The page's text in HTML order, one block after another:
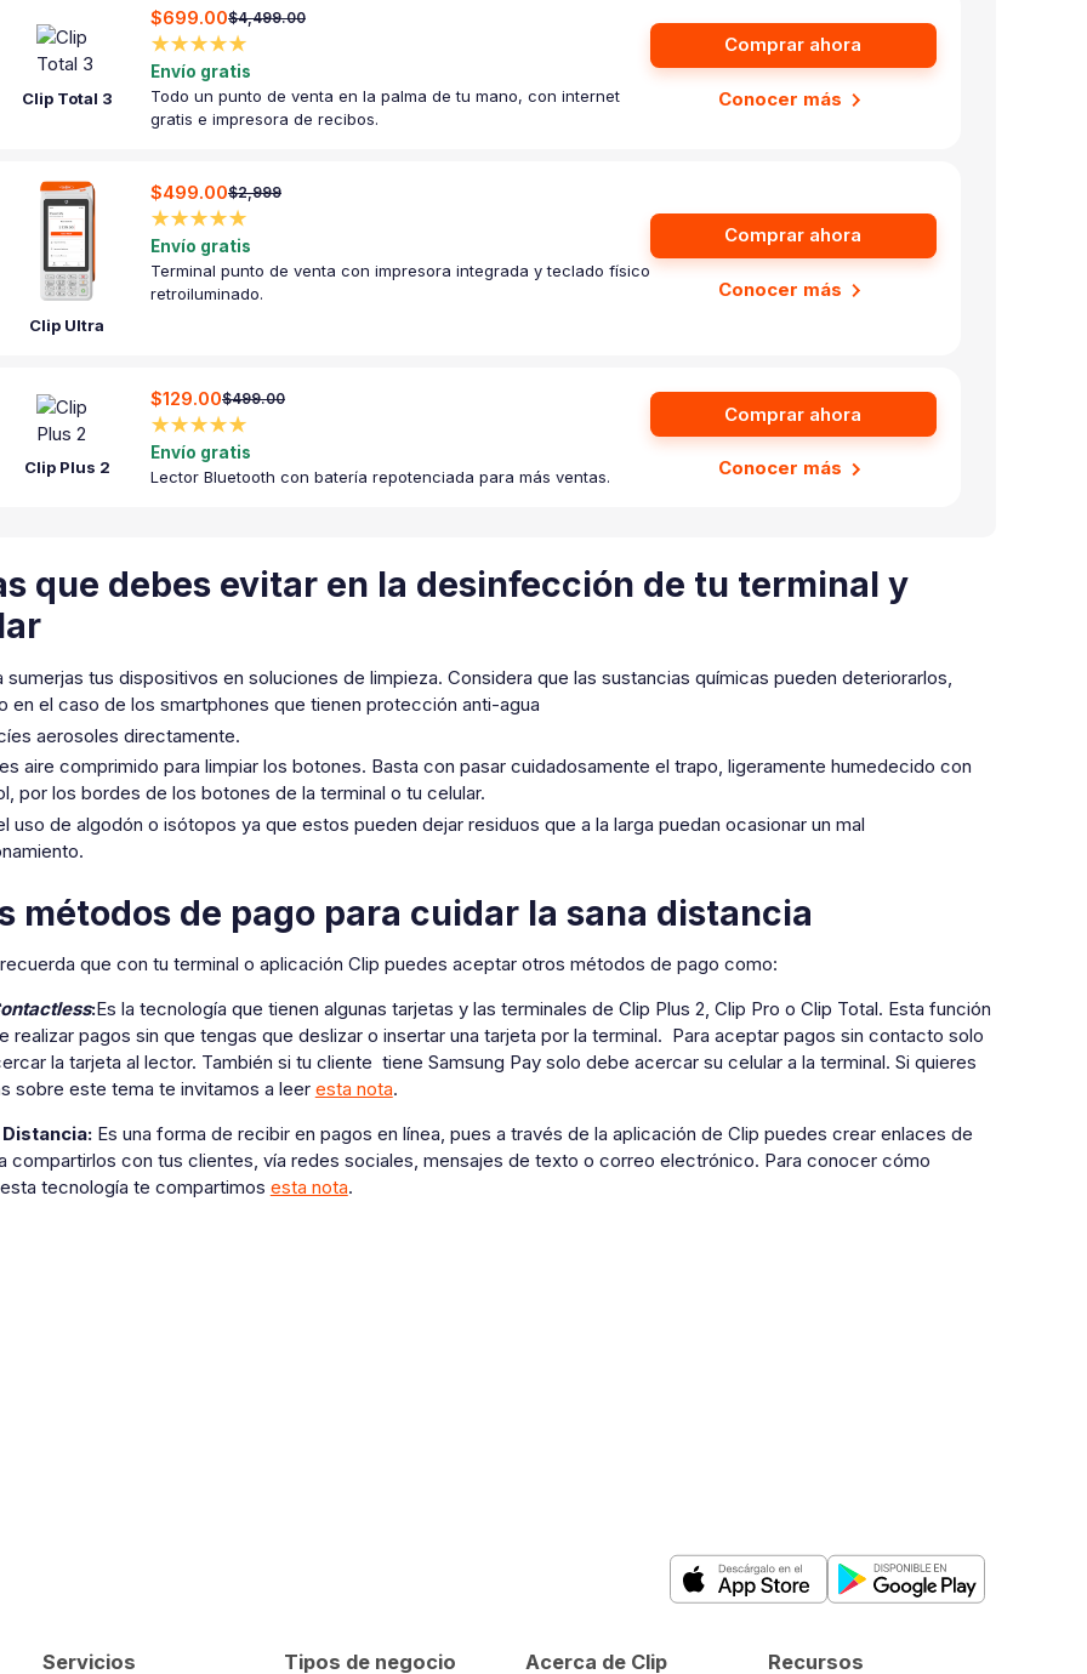
Clip Total 3
$699.00$4,499.00
★★★★★
Envío gratis
Todo un punto de venta en la palma de tu mano, con internet
gratis e impresora de recibos.
Comprar ahora
Conocer más
Clip Ultra
$499.00$2,999
★★★★★
Envío gratis
Terminal punto de venta con impresora integrada y teclado físico
retroiluminado.
Comprar ahora
Conocer más
Clip Plus 2
$129.00$499.00
★★★★★
Envío gratis
Lector Bluetooth con batería repotenciada para más ventas.
Comprar ahora
Conocer más
que debes evitar en la desinfección de tu terminal y
sumerjas tus dispositivos en soluciones de limpieza. Considera que las sustancias químicas pueden deteriorarlos,
en el caso de los smartphones que tienen protección anti-agua
aerosoles directamente.
aire comprimido para limpiar los botones. Basta con pasar cuidadosamente el trapo, ligeramente humedecido con
por los bordes de los botones de la terminal o tu celular.
uso de algodón o isótopos ya que estos pueden dejar residuos que a la larga puedan ocasionar un mal
métodos de pago para cuidar la sana distancia
que con tu terminal o aplicación Clip puedes aceptar otros métodos de pago como:
:Es la tecnología que tienen algunas tarjetas y las terminales de Clip Plus 2, Clip Pro o Clip Total. Esta función
realizar pagos sin que tengas que deslizar o insertar una tarjeta por la terminal. Para aceptar pagos sin contacto solo
la tarjeta al lector. También si tu cliente tiene Samsung Pay solo debe acercar su celular a la terminal. Si quieres
sobre este tema te invitamos a leer esta nota.
Es una forma de recibir en pagos en línea, pues a través de la aplicación de Clip puedes crear enlaces de
compartirlos con tus clientes, vía redes sociales, mensajes de texto o correo electrónico. Para conocer cómo
tecnología te compartimos esta nota.
Servicios Tipos de negocio Acerca de Clip Recursos